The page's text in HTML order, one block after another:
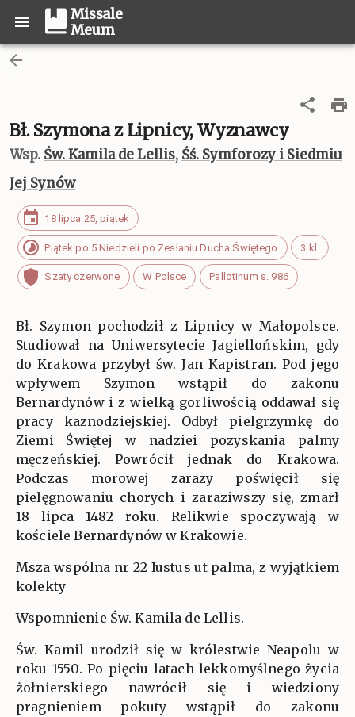
Missale
Meum
Bł. Szymona z Lipnicy, Wyznawcy
Wsp. Św. Kamila de Lellis, Śś. Symforozy i Siedmiu
Jej Synów
18 lipca 25, piątek
Piątek po 5 Niedzieli po Zesłaniu Ducha Świętego 3 kl.
Szaty czerwone W Polsce Pallotinum s. 986
Bł. Szymon pochodził z Lipnicy w Małopolsce.
Studiował na Uniwersytecie Jagiellońskim, gdy
do Krakowa przybył św. Jan Kapistran. Pod jego
wpływem Szymon wstąpił do zakonu
Bernardynów i z wielką gorliwością oddawał się
pracy kaznodziejskiej. Odbył pielgrzymkę do
Ziemi Świętej w nadziei pozyskania palmy
męczeńskiej. Powrócił jednak do Krakowa.
Podczas morowej zarazy poświęcił się
pielęgnowaniu chorych i zaraziwszy się, zmarł
18 lipca 1482 roku. Relikwie spoczywają w
kościele Bernardynów w Krakowie.
Msza wspólna nr 22 Iustus ut palma, z wyjątkiem
kolekty
Wspomnienie Św. Kamila de Lellis.
Św. Kamil urodził się w królestwie Neapolu w
roku 1550. Po pięciu latach lekkomyślnego życia
żołnierskiego nawrócił się i wiedziony
pragnieniem pokuty wstąpił do zakonu